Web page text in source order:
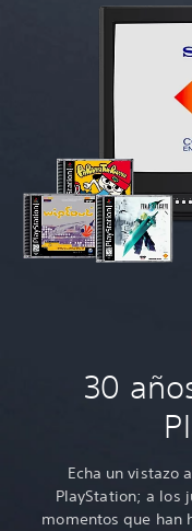
30
Echa un vistazo
PlayStation; a los
momentos que han